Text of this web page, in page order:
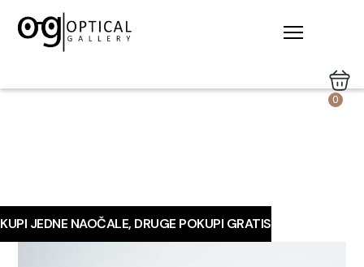
0
KUPI JEDNE NAOČALE, DRUGE POKUPI GRATIS